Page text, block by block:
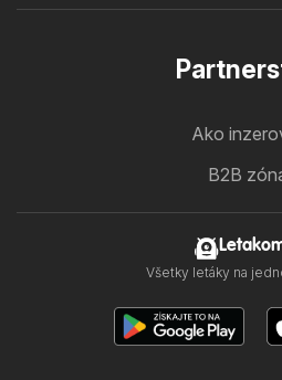
Ako
B2B
Všetky letáky na